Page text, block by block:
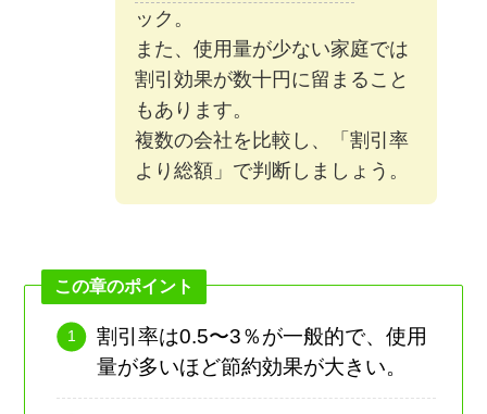
ック。
また、使用量が少ない家庭では
割引効果が数十円に留まること
もあります。
複数の会社を比較し、「割引率
より総額」で判断しましょう。
この章のポイント
割引率は0.5〜3％が一般的で、使用
量が多いほど節約効果が大きい。